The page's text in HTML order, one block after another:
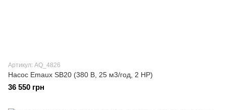
Артикул: AQ_4826
Насос Emaux SB20 (380 В, 25 м3/год, 2 HP)
36 550 грн